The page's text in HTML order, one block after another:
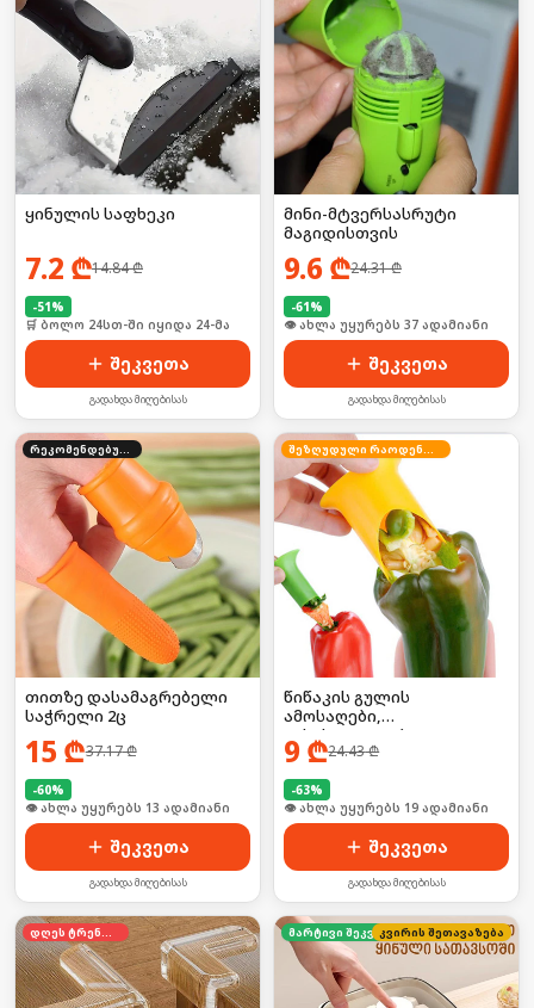
ყინულის საფხეკი
7.2 ₾14.84₾
-51%
🛒 ბოლო 24სთ-ში იყიდა 24-მა
შეკვეთა
გადახდა მიღებისას
მინი-მტვერსასრუტი
მაგიდისთვის
9.6 ₾24.31₾
-61%
🛒 ბოლო 24სთ-ში იყიდა 8-მა
შეკვეთა
გადახდა მიღებისას
რეკომენდებული
თითზე დასამაგრებელი
საჭრელი 2ც
15 ₾37.17₾
-60%
🛒 ბოლო 24სთ-ში იყიდა 17-მა
შეკვეთა
გადახდა მიღებისას
შეზღუდული რაოდენობა
წიწაკის გულის
ამოსაღები,
გასასუფთავებელი
9 ₾24.43₾
-63%
🛒 ბოლო 24სთ-ში იყიდა 30-მა
შეკვეთა
გადახდა მიღებისას
დღეს ტრენდში მარტივი შეკვეთა
კვირის შეთავაზება